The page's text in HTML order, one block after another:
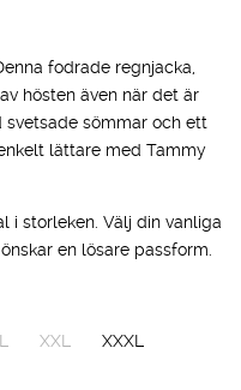
fodrade regnjacka,
hösten även när det är
sömmar och ett
lättare med Tammy
i storleken. Välj din vanliga
en lösare passform.
XXL
XXXL